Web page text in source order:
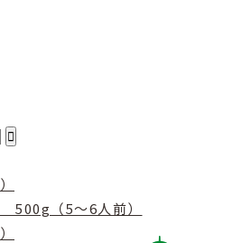
500g（5〜6人前）